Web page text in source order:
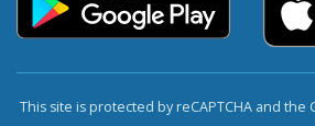
This site is protected by reCAPTCHA and the